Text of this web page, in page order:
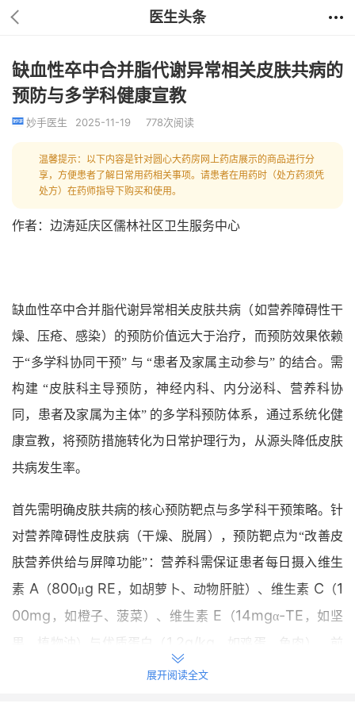
医生头条
缺血性卒中合并脂代谢异常相关皮肤共病的
预防与多学科健康宣教
妙手医生 2025-11-19 778次阅读
温馨提示：以下内容是针对圆心大药房网上药店展示的商品进行分
享，方便患者了解日常用药相关事项。请患者在用药时（处方药须凭
处方）在药师指导下购买和使用。
作者：边涛延庆区儒林社区卫生服务中心
缺血性卒中合并脂代谢异常相关皮肤共病（如营养障碍性干
燥、压疮、感染）的预防价值远大于治疗，而预防效果依赖
于“多学科协同干预” 与 “患者及家属主动参与” 的结合。需
构建 “皮肤科主导预防，神经内科、内分泌科、营养科协
同，患者及家属为主体” 的多学科预防体系，通过系统化健
康宣教，将预防措施转化为日常护理行为，从源头降低皮肤
共病发生率。
首先需明确皮肤共病的核心预防靶点与多学科干预策略。针
对营养障碍性皮肤病（干燥、脱屑），预防靶点为“改善皮
肤营养供给与屏障功能”：营养科需保证患者每日摄入维生
素 A（800μg RE ，如胡萝卜、动物肝脏）、维生素 C （1
00mg ，如橙子、菠菜）、维生素 E （14mgα-TE ，如坚
1.2g/kg
者促进皮肤上皮细胞再生，后者维持皮肤弹性；内分泌科通
展开阅读全文